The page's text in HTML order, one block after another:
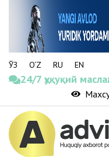
ЎЗ O‘Z RU EN
24/7 ҳуқуқий